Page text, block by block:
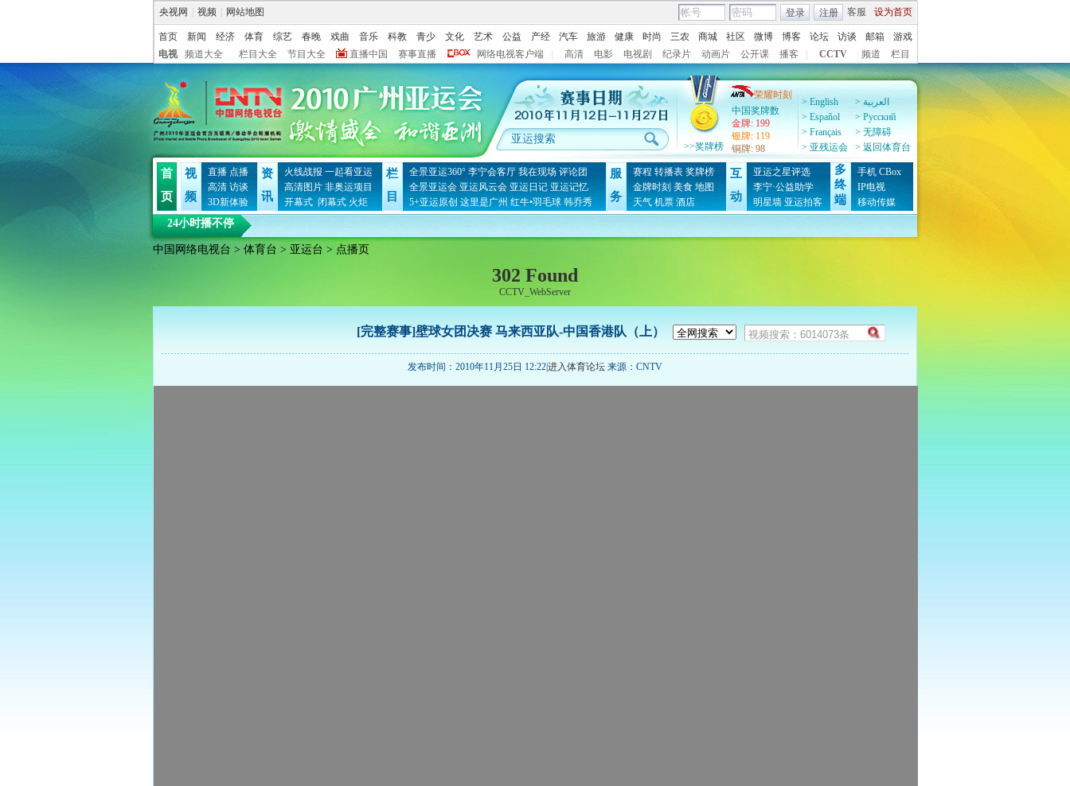
央视网 视频 网站地图 客服 设为首页
登录 注册
首页 新闻 经济 体育 综艺 春晚 戏曲 音乐 科教 青少 文化 艺术 公益 产经 汽车 旅游 健康 时尚 三农 商城 社区 微博 博客 论坛 访谈 邮箱
游戏
电视
频道大全 栏目大全 节目大全 直播中国 赛事直播 网络电视客户端 高清 电影 电视剧 纪录片 动画片 公开课 播客 CCTV 频道 栏目
> English
> العربية
> Español
> Pусский
> Français
> 无障碍
> 亚残运会
> 返回体育台
>>奖牌榜
荣耀时刻
中国奖牌数
金牌: 199
银牌: 119
铜牌: 98
首
页
视
频
直播 点播
高清 访谈
3D新体验
资
讯
火线战报 一起看亚运
高清图片 非奥运项目
开幕式 闭幕式 火炬
栏
目
全景亚运360° 李宁会客厅 我在现场 评论团
全景亚运会 亚运风云会 亚运日记 亚运记忆
5+亚运原创 这里是广州 红牛•羽毛球 韩乔秀
服
务
赛程 转播表 奖牌榜
金牌时刻 美食 地图
天气 机票 酒店
互
动
亚运之星评选
李宁·公益助学
明星墙 亚运拍客
多
终
端
手机 CBox
IP电视
移动传媒
24小时播不停
中国网络电视台 > 体育台 > 亚运台 > 点播页
302 Found
CCTV_WebServer
[完整赛事]壁球女团决赛 马来西亚队-中国香港队（上）
发布时间：2010年11月25日 12:22|进入体育论坛 来源：CNTV